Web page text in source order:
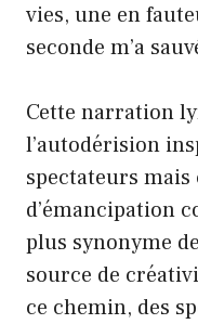
vies, une en
seconde m’a
Cette narration
l’autodérision
spectateurs
d’émancipation
plus synonyme
source de
ce chemin, des